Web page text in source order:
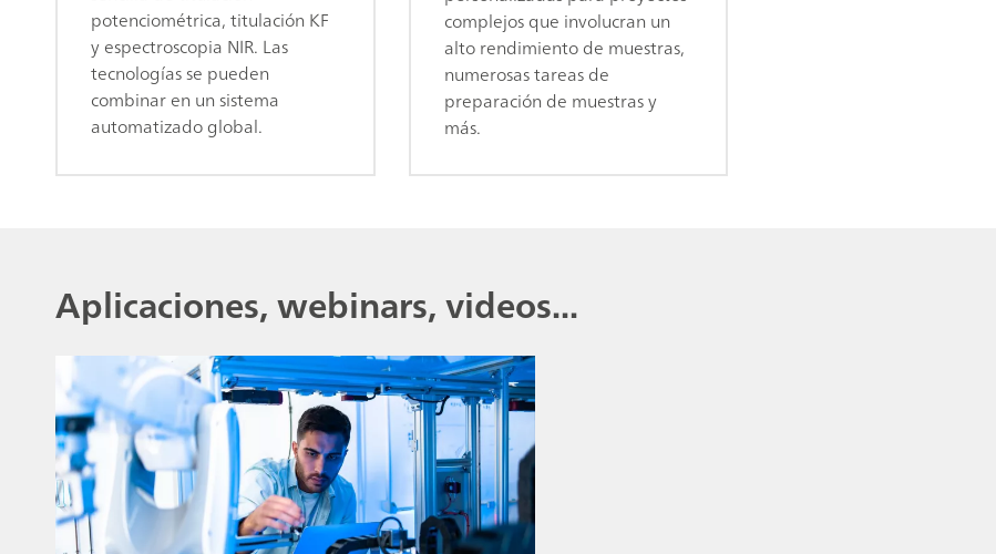
potenciométrica, titulación KF
y espectroscopia NIR. Las
tecnologías se pueden
combinar en un sistema
automatizado global.
complejos que involucran un
alto rendimiento de muestras,
numerosas tareas de
preparación de muestras y
más.
Aplicaciones, webinars, videos...